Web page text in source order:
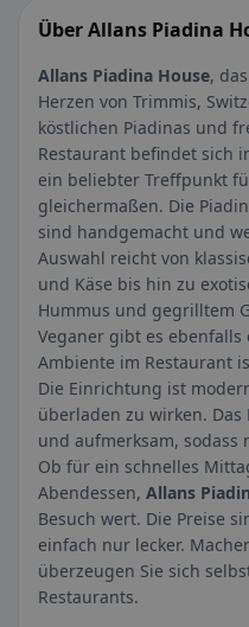
Über Allans Piadina
Allans Piadina House,
Herzen von Trimmis,
köstlichen Piadinas und
Restaurant befindet sich
ein beliebter Treffpunkt
gleichermaßen. Die
sind handgemacht und
Auswahl reicht von
und Käse bis hin zu
Hummus und gegrilltem
Veganer gibt es ebenfalls
Ambiente im Restaurant
Die Einrichtung ist
überladen zu wirken.
und aufmerksam,
Ob für ein schnelles
Abendessen, Allans
Besuch wert. Die Preise
einfach nur lecker.
überzeugen Sie sich
Restaurants.